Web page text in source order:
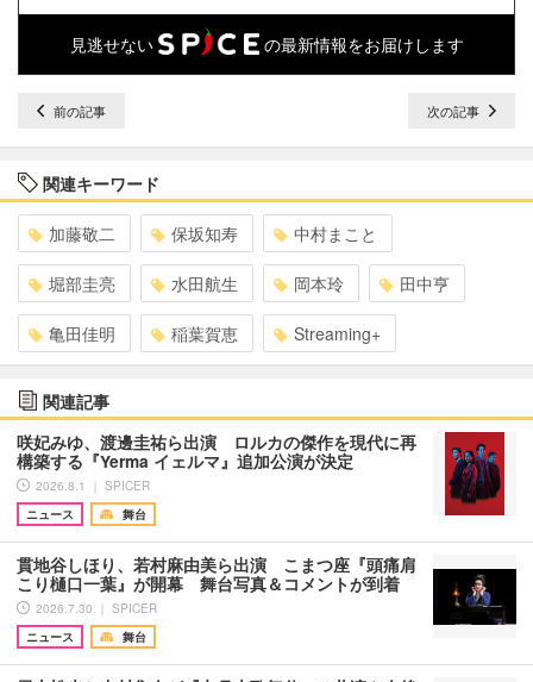
見逃せない の最新情報をお届けします
前の記事 次の記事
関連キーワード
加藤敬二 保坂知寿 中村まこと
堀部圭亮 水田航生 岡本玲 田中亨
亀田佳明 稲葉賀恵 Streaming+
関連記事
咲妃みゆ、渡邊圭祐ら出演 ロルカの傑作を現代に再
構築する『Yerma イェルマ』追加公演が決定
2026.8.1 ｜ SPICER
ニュース
舞台
貫地谷しほり、若村麻由美ら出演 こまつ座『頭痛肩
こり樋口一葉』が開幕 舞台写真＆コメントが到着
2026.7.30 ｜ SPICER
ニュース
舞台